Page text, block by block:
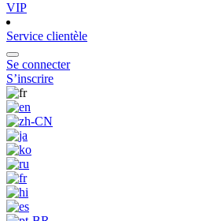
VIP
Service clientèle
Se connecter
S’inscrire